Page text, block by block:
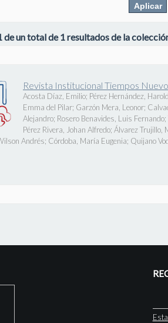
un total de 1 resultados de la
Revista Institucional Tiempos
Acosta Díaz, Emilio; Pérez Hernández,
Emma del Pilar; Garzón Mera, Leonor;
Alejandro; Rosero Benavides, Luis Fernando;
Pérez Rivera, Johan Alfredo; Álvarez Trujillo,
Andrés; Córdoba, María Eugenia; Quijano